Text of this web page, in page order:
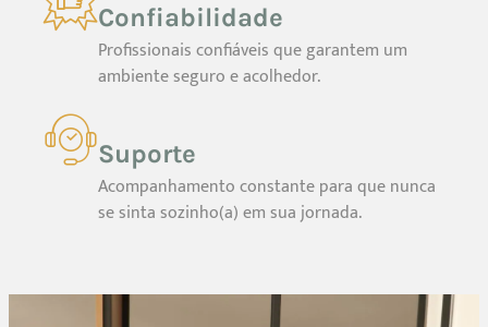
Confiabilidade
Profissionais confiáveis que garantem um
ambiente seguro e acolhedor.
Suporte
Acompanhamento constante para que nunca
se sinta sozinho(a) em sua jornada.